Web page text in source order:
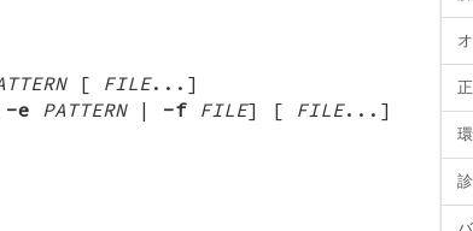
[ FILE...]
-e PATTERN| -f FILE] [ FILE...]